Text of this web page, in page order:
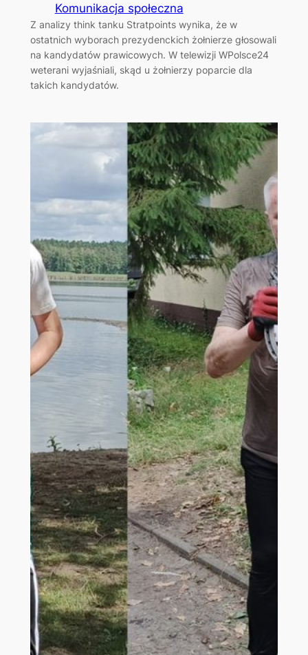
Komunikacja społeczna
Z analizy think tanku Stratpoints wynika, że w
ostatnich wyborach prezydenckich żołnierze głosowali
na kandydatów prawicowych. W telewizji WPolsce24
weterani wyjaśniali, skąd u żołnierzy poparcie dla
takich kandydatów.